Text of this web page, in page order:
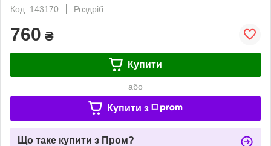
Код: 143170
Роздріб
760 ₴
Купити
або
Купити з
Що таке купити з Пром?